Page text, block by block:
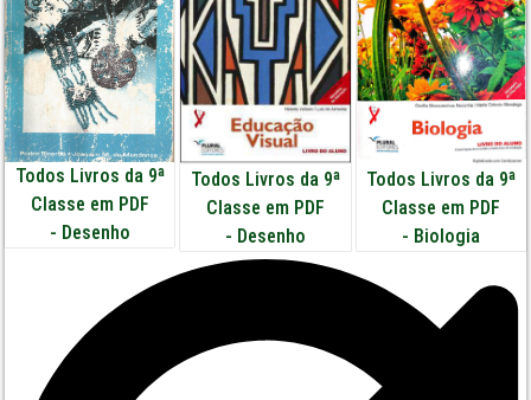
Todos Livros da 9ª
Classe em PDF
- Desenho
Todos Livros da 9ª
Classe em PDF
- Desenho
Todos Livros da 9ª
Classe em PDF
- Biologia